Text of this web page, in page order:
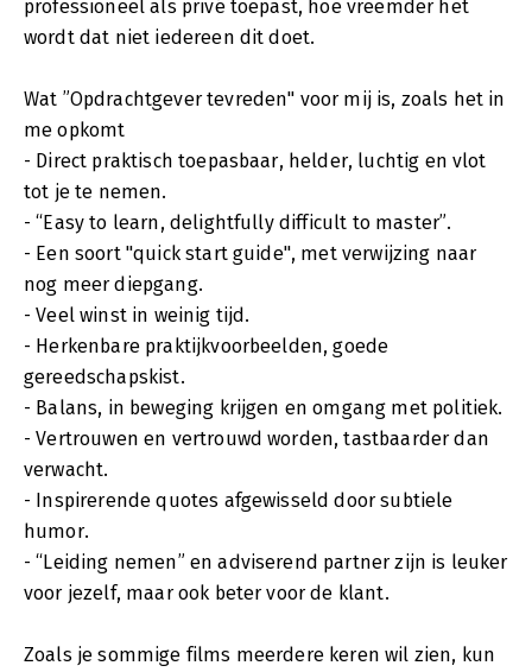
professioneel als privé toepast, hoe vreemder het
wordt dat niet iedereen dit doet.
Wat ”Opdrachtgever tevreden" voor mij is, zoals het in
me opkomt
- Direct praktisch toepasbaar, helder, luchtig en vlot
tot je te nemen.
- “Easy to learn, delightfully difficult to master”.
- Een soort "quick start guide", met verwijzing naar
nog meer diepgang.
- Veel winst in weinig tijd.
- Herkenbare praktijkvoorbeelden, goede
gereedschapskist.
- Balans, in beweging krijgen en omgang met politiek.
- Vertrouwen en vertrouwd worden, tastbaarder dan
verwacht.
- Inspirerende quotes afgewisseld door subtiele
humor.
- “Leiding nemen” en adviserend partner zijn is leuker
voor jezelf, maar ook beter voor de klant.
Zoals je sommige films meerdere keren wil zien, kun